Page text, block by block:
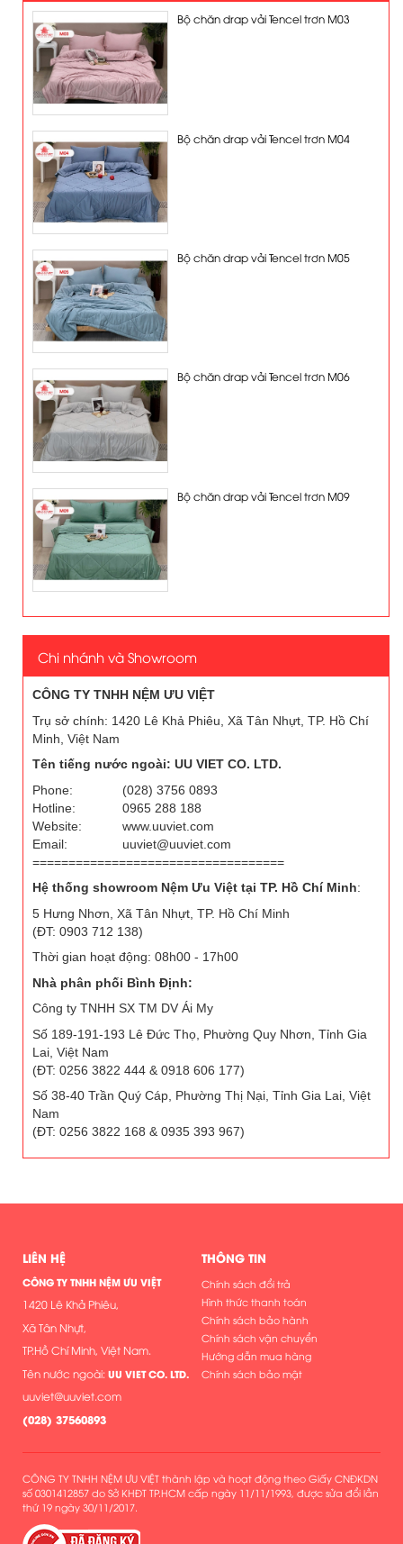
Bộ chăn drap vải Tencel trơn M03
Bộ chăn drap vải Tencel trơn M04
Bộ chăn drap vải Tencel trơn M05
Bộ chăn drap vải Tencel trơn M06
Bộ chăn drap vải Tencel trơn M09
Chi nhánh và Showroom
CÔNG TY TNHH NỆM ƯU VIỆT
Trụ sở chính: 1420 Lê Khả Phiêu, Xã Tân Nhựt, TP. Hồ Chí
Minh, Việt Nam
Tên tiếng nước ngoài: UU VIET CO. LTD.
Phone:
(028) 3756 0893
Hotline:
0965 288 188
Website:
www.uuviet.com
Email:
uuviet@uuviet.com
===================================
Hệ thống showroom Nệm Ưu Việt tại TP. Hồ Chí Minh:
5 Hưng Nhơn, Xã Tân Nhựt, TP. Hồ Chí Minh
(ĐT: 0903 712 138)
Thời gian hoạt động: 08h00 - 17h00
Nhà phân phối Bình Định:
Công ty TNHH SX TM DV Ái My
Số 189-191-193 Lê Đức Thọ, Phường Quy Nhơn, Tỉnh Gia
Lai, Việt Nam
(ĐT: 0256 3822 444 & 0918 606 177)
Số 38-40 Trần Quý Cáp, Phường Thị Nại, Tỉnh Gia Lai, Việt
Nam
(ĐT: 0256 3822 168 & 0935 393 967)
LIÊN HỆ
CÔNG TY TNHH NỆM ƯU VIỆT
1420 Lê Khả Phiêu,
Xã Tân Nhựt,
TP.Hồ Chí Minh, Việt Nam.
Tên nước ngoài: UU VIET CO. LTD.
uuviet@uuviet.com
(028) 37560893
THÔNG TIN
Chính sách đổi trả
Hình thức thanh toán
Chính sách bảo hành
Chính sách vận chuyển
Hướng dẫn mua hàng
Chính sách bảo mật
CÔNG TY TNHH NỆM ƯU VIỆT thành lập và hoạt động theo Giấy CNĐKDN
số 0301412857 do Sở KHĐT TP.HCM cấp ngày 11/11/1993, được sửa đổi lần
thứ 19 ngày 30/11/2017.